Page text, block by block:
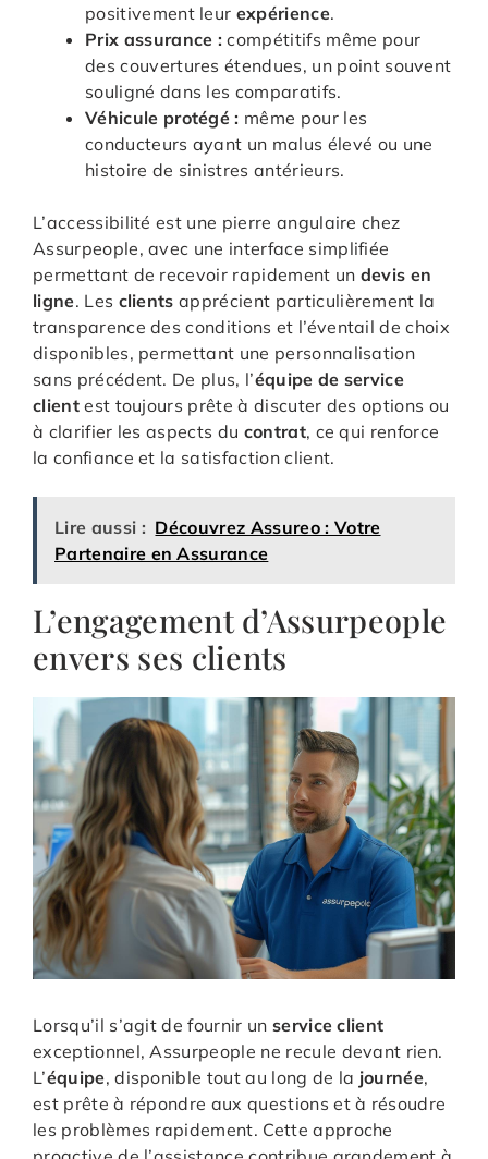
positivement leur expérience.
Prix assurance : compétitifs même pour
des couvertures étendues, un point souvent
souligné dans les comparatifs.
Véhicule protégé : même pour les
conducteurs ayant un malus élevé ou une
histoire de sinistres antérieurs.
L’accessibilité est une pierre angulaire chez
Assurpeople, avec une interface simplifiée
permettant de recevoir rapidement un devis en
ligne. Les clients apprécient particulièrement la
transparence des conditions et l’éventail de choix
disponibles, permettant une personnalisation
sans précédent. De plus, l’équipe de service
clientest toujours prête à discuter des options ou
à clarifier les aspects du contrat, ce qui renforce
la confiance et la satisfaction client.
Lire aussi : Découvrez Assureo : Votre
Partenaire en Assurance
L’engagement d’Assurpeople
envers ses clients
Lorsqu’il s’agit de fournir un service client
exceptionnel, Assurpeople ne recule devant rien.
L’équipe, disponible tout au long de la journée,
est prête à répondre aux questions et à résoudre
les problèmes rapidement. Cette approche